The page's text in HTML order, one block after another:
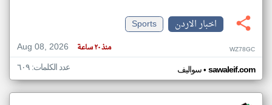
اخبار الاردن
Sports
Aug 08, 2026
منذ ٢٠ ساعة WZ78GC
سواليف• sawaleif.com عدد الكلمات: ٦٠٩